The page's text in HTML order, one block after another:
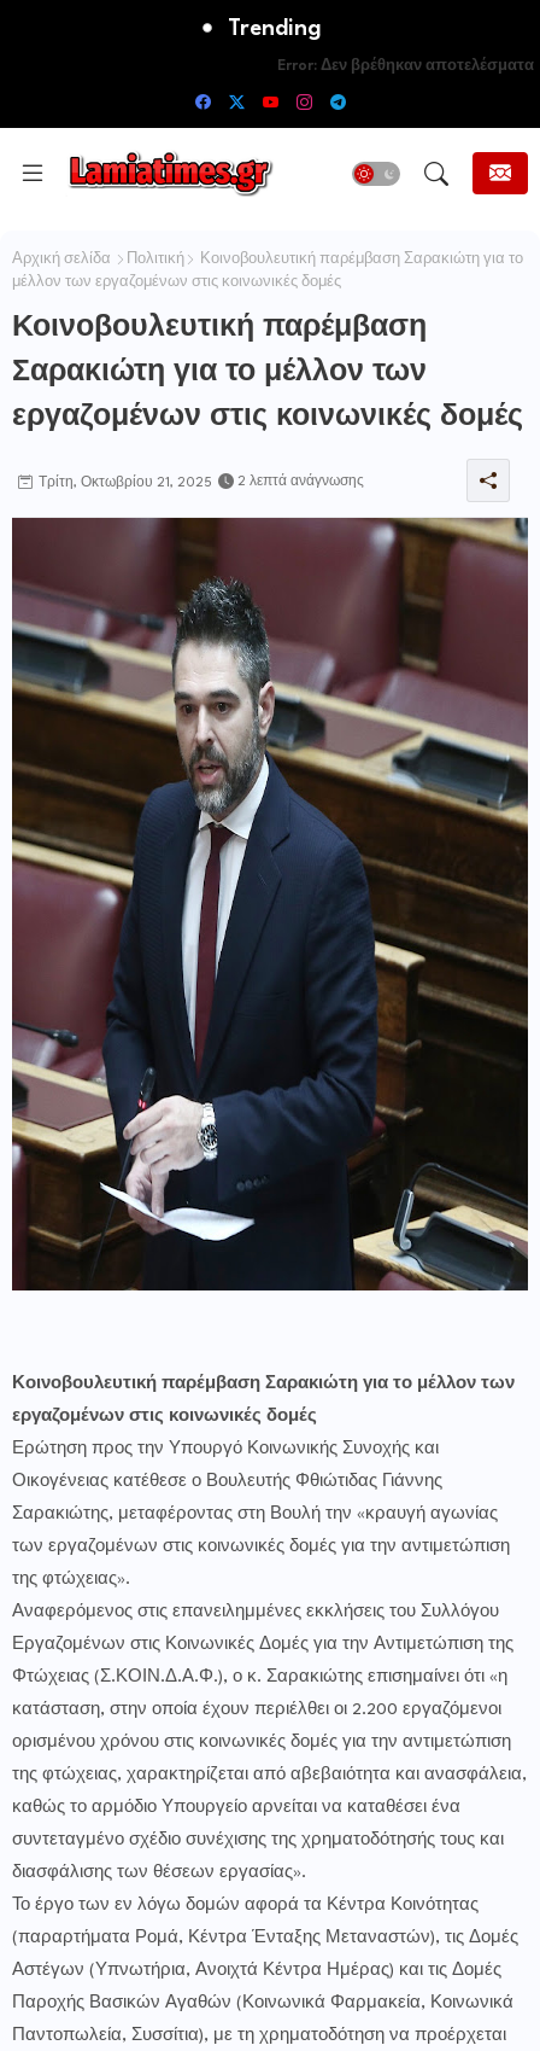
Trending
Error: Δεν βρέθηκαν αποτελέσματα
Αρχική σελίδα Πολιτική
Κοινοβουλευτική παρέμβαση Σαρακιώτη για το
μέλλον των εργαζομένων στις κοινωνικές δομές
Κοινοβουλευτική παρέμβαση
Σαρακιώτη για το μέλλον των
εργαζομένων στις κοινωνικές δομές
Τρίτη, Οκτωβρίου 21, 2025 2 λεπτά ανάγνωσης
Κοινοβουλευτική παρέμβαση Σαρακιώτη για το μέλλον των
εργαζομένων στις κοινωνικές δομές
Ερώτηση προς την Υπουργό Κοινωνικής Συνοχής και
Οικογένειας κατέθεσε ο Βουλευτής Φθιώτιδας Γιάννης
Σαρακιώτης, μεταφέροντας στη Βουλή την «κραυγή αγωνίας
των εργαζομένων στις κοινωνικές δομές για την αντιμετώπιση
της φτώχειας».
Αναφερόμενος στις επανειλημμένες εκκλήσεις του Συλλόγου
Εργαζομένων στις Κοινωνικές Δομές για την Αντιμετώπιση της
Φτώχειας (Σ.ΚΟΙΝ.Δ.Α.Φ.), ο κ. Σαρακιώτης επισημαίνει ότι «η
κατάσταση, στην οποία έχουν περιέλθει οι 2.200 εργαζόμενοι
ορισμένου χρόνου στις κοινωνικές δομές για την αντιμετώπιση
της φτώχειας, χαρακτηρίζεται από αβεβαιότητα και ανασφάλεια,
καθώς το αρμόδιο Υπουργείο αρνείται να καταθέσει ένα
συντεταγμένο σχέδιο συνέχισης της χρηματοδότησής τους και
διασφάλισης των θέσεων εργασίας».
Το έργο των εν λόγω δομών αφορά τα Κέντρα Κοινότητας
(παραρτήματα Ρομά, Κέντρα Ένταξης Μεταναστών), τις Δομές
Αστέγων (Υπνωτήρια, Ανοιχτά Κέντρα Ημέρας) και τις Δομές
Παροχής Βασικών Αγαθών (Κοινωνικά Φαρμακεία, Κοινωνικά
Παντοπωλεία, Συσσίτια), με τη χρηματοδότηση να προέρχεται